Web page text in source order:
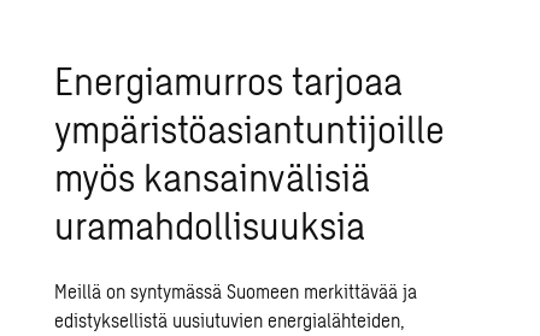
Energiamurros tarjoaa
ympäristöasiantuntijoille
myös kansainvälisiä
uramahdollisuuksia
Meillä on syntymässä Suomeen merkittävää ja
edistyksellistä uusiutuvien energialähteiden,